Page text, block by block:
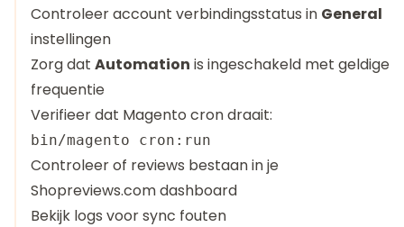
Controleer account verbindingsstatus in General
instellingen
Zorg dat Automation is ingeschakeld met geldige
frequentie
Verifieer dat Magento cron draait:
Controleer of reviews bestaan in je
Shopreviews.com dashboard
Bekijk logs voor sync fouten